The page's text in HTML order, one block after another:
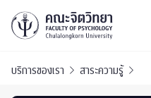
บริการของเรา สาระความรู้